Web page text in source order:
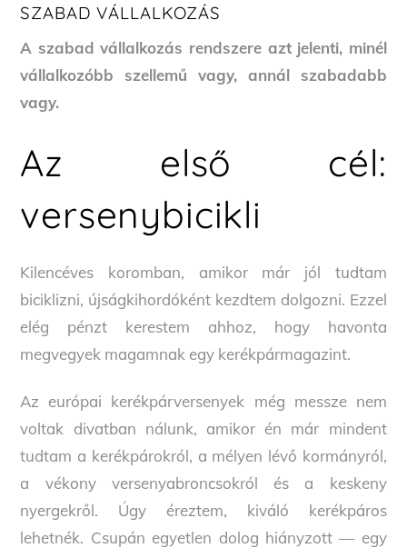
SZABAD VÁLLALKOZÁS
A szabad vállalkozás rendszere azt jelenti, minél
vállalkozóbb szellemű vagy, annál szabadabb
vagy.
Az első cél:
versenybicikli
Kilencéves koromban, amikor már jól tudtam
biciklizni, újságkihordóként kezdtem dolgozni. Ezzel
elég pénzt kerestem ahhoz, hogy havonta
megvegyek magamnak egy kerékpármagazint.
Az európai kerékpárversenyek még messze nem
voltak divatban nálunk, amikor én már mindent
tudtam a kerékpárokról, a mélyen lévő kormányról,
a vékony versenyabroncsokról és a keskeny
nyergekről. Úgy éreztem, kiváló kerékpáros
lehetnék. Csupán egyetlen dolog hiányzott — egy